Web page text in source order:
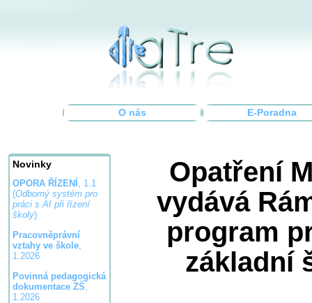
O nás E-Poradna
Novinky
OPORA ŘÍZENÍ , 1.1
(Odborný systém pro
práci s AI při řízení
školy)
Pracovněprávní
vztahy ve škole,
1.2026
Povinná pedagogická
dokumentace ZŠ,
1.2026
Opatření
vydává
program
základní